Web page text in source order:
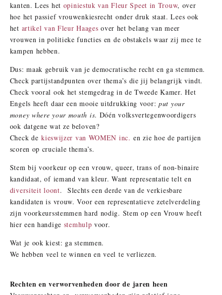
kanten. Lees het opiniestuk van Fleur Speet in Trouw, over
hoe het passief vrouwenkiesrecht onder druk staat. Lees ook
het artikel van Fleur Haages over het belang van meer
vrouwen in politieke functies en de obstakels waar zij mee te
kampen hebben.
Dus: maak gebruik van je democratische recht en ga stemmen.
Check partijstandpunten over thema’s die jij belangrijk vindt.
Check vooral ook het stemgedrag in de Tweede Kamer. Het
Engels heeft daar een mooie uitdrukking voor: put your
money where your mouth is. Dóén volksvertegenwoordigers
ook datgene wat ze beloven?
Check dekieswijzer van WOMEN inc. en zie hoe de partijen
scoren op cruciale thema’s.
Stem bij voorkeur op een vrouw, queer, trans of non-binaire
kandidaat, of iemand van kleur. Want representatie telt en
diversiteit loont. Slechts een derde van de verkiesbare
kandidaten is vrouw. Voor een representatieve zetelverdeling
zijn voorkeursstemmen hard nodig. Stem op een Vrouw heeft
hier een handige stemhulp voor.
Wat je ook kiest: ga stemmen.
We hebben veel te winnen en veel te verliezen.
Rechten en verworvenheden door de jaren heen